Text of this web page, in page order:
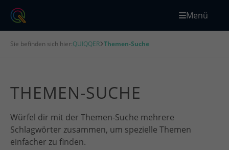
Menü
Sie befinden sich hier:QUIQQER Themen-Suche
THEMEN-SUCHE
Würfel dir mit der Themen-Suche mehrere
Schlagwörter zusammen, um spezielle Themen
einfacher zu finden.